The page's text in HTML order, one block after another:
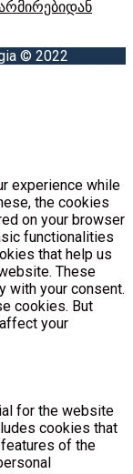
© 2022
experience while
the cookies
on your browser
functionalities
that help us
These
with your consent.
cookies. But
your
for the website
cookies that
of the